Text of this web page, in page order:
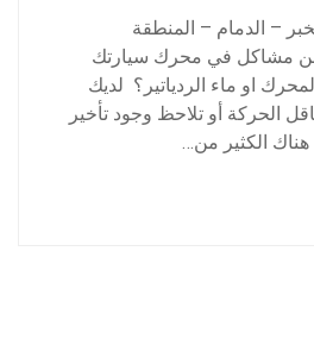
– الدمام – المنطقة
من مشاكل في محرك سيارتك
او ماء الردياتير؟ لديك
الحركة أو تلاحظ وجود تأخير
الكثير من…